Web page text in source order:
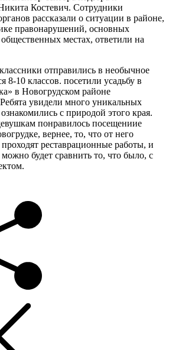
Костевич. Сотрудники
рассказали о ситуации в районе,
правонарушений, основных
местах, ответили на
отправились в необычное
8-10 классов. посетили усадьбу в
в Новогрудском районе
увидели много уникальных
с природой этого края.
понравилось посещениие
вернее, то, что от него
проходят реставрационные работы, и
можно будет сравнить то, что было, с